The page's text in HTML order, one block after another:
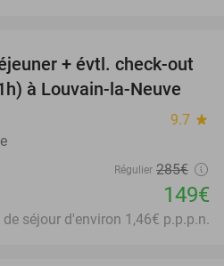
48%
+ évtl. check-out
à Louvain-la-Neuve
9.7 star
Régulier 285€
149€
de séjour d'environ 1,46€ p.p.p.n.